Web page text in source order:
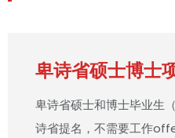
卑诗省硕士博士
卑诗省硕士和博士毕业生
诗省提名，不需要工作